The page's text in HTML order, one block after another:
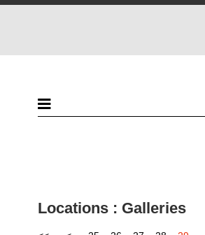
Locations : Galleries